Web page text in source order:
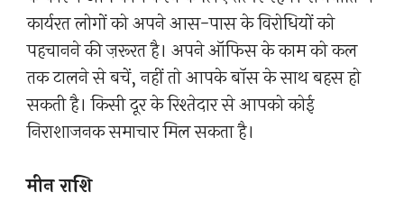
कार्यरत लोगों को अपने आस-पास के विरोधियों को
पहचानने की ज़रूरत है। अपने ऑफिस के काम को कल
तक टालने से बचें, नहीं तो आपके बॉस के साथ बहस हो
सकती है। किसी दूर के रिश्तेदार से आपको कोई
निराशाजनक समाचार मिल सकता है।
मीन राशि